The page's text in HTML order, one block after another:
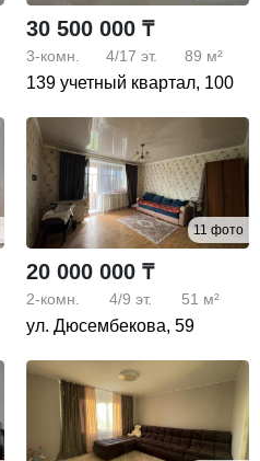
30 500 000 ₸
3-комн. 4/17 эт. 89 м²
139 учетный квартал, 100
11 фото
20 000 000 ₸
2-комн. 4/9 эт. 51 м²
ул. Дюсембекова, 59